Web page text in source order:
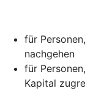
für
nachgehen
für
Kapital